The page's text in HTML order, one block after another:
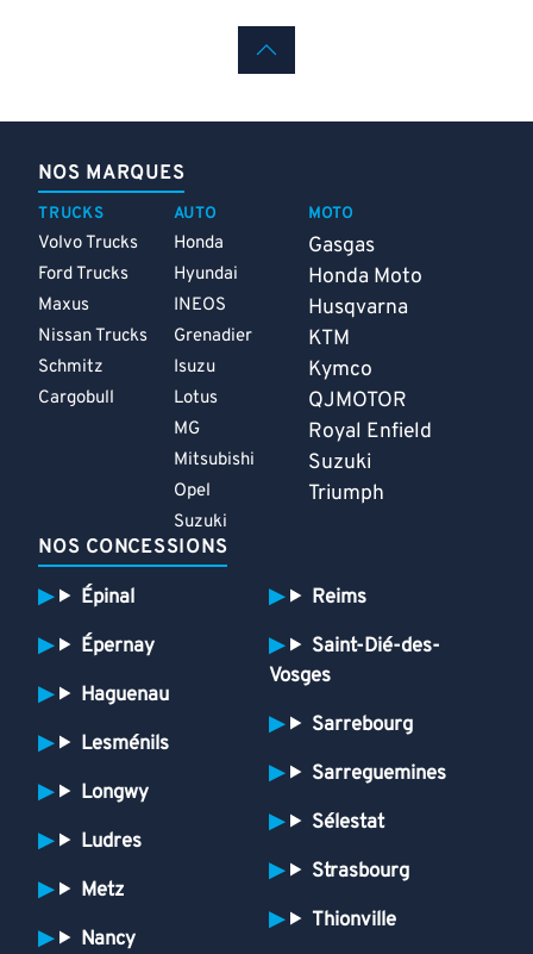
NOS MARQUES
TRUCKS
Volvo Trucks
Ford Trucks
Maxus
Nissan Trucks
Schmitz
Cargobull
AUTO
Honda
Hyundai
INEOS
Grenadier
Isuzu
Lotus
MG
Mitsubishi
Opel
Suzuki
MOTO
Gasgas
Honda Moto
Husqvarna
KTM
Kymco
QJMOTOR
Royal Enfield
Suzuki
Triumph
NOS CONCESSIONS
Épinal
Épernay
Haguenau
Lesménils
Longwy
Ludres
Metz
Nancy
Reims
Saint-Dié-des-
Vosges
Sarrebourg
Sarreguemines
Sélestat
Strasbourg
Thionville